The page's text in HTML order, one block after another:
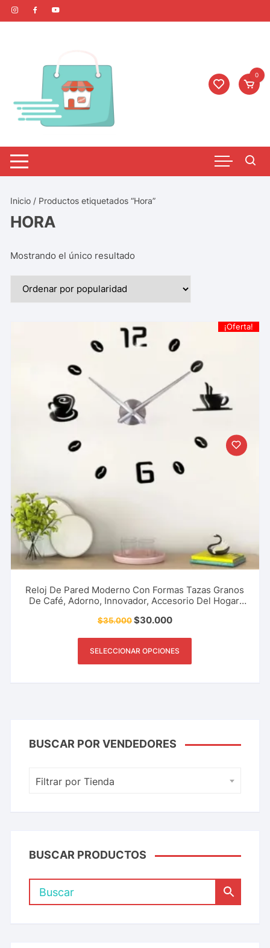
0
Inicio / Productos etiquetados “Hora”
HORA
Mostrando el único resultado
¡Oferta!
Reloj De Pared Moderno Con Formas Tazas Granos
De Café, Adorno, Innovador, Accesorio Del Hogar,
$35.000$30.000
SELECCIONAR OPCIONES
BUSCAR POR VENDEDORES
Filtrar por Tienda
BUSCAR PRODUCTOS